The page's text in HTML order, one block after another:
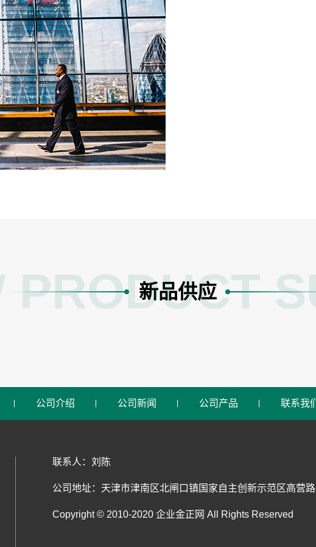
新品供应
PRODUCT
公司介绍 公司新闻 公司产品 联系我们
联系人：刘陈
公司地址：天津市津南区北闸口镇国家自主创新示范区高营
Copyright © 2010-2020 企业金正网 All Rights Reserved